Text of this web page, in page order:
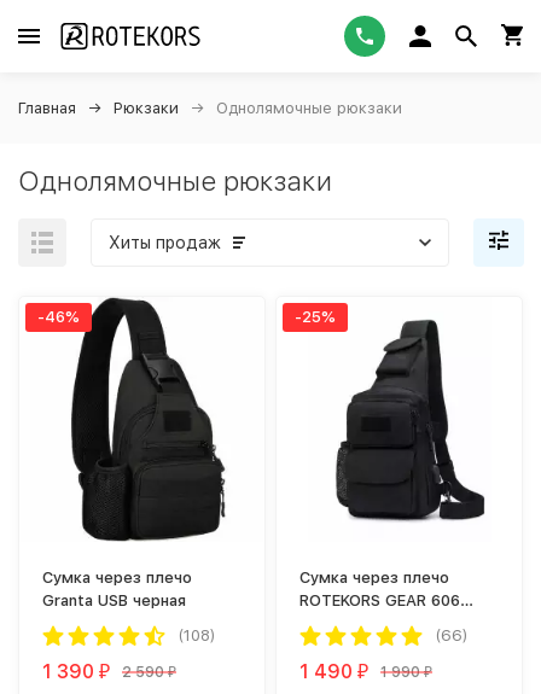
Главная Рюкзаки Однолямочные рюкзаки
Однолямочные рюкзаки
Хиты продаж
-46%
Cумка через плечо
Granta USB черная
(108)
1 390₽ 2 590₽
-25%
Сумка через плечо
ROTEKORS GEAR 606
черный
(66)
1 490₽ 1 990₽